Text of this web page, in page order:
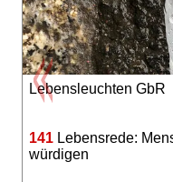
Lebensleuchten GbR
141 Lebensrede:
würdigen